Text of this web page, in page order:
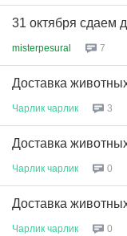
31 октября сдаем
misterpesural 7
Доставка
Чарлик чарлик 3
Доставка
Чарлик чарлик 0
Доставка
Чарлик чарлик 0